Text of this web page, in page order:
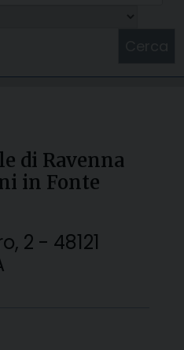
di Ravenna
in Fonte
2 - 48121